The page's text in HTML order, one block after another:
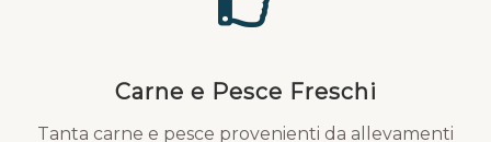
Carne e Pesce Freschi
Tanta carne e pesce provenienti da allevamenti